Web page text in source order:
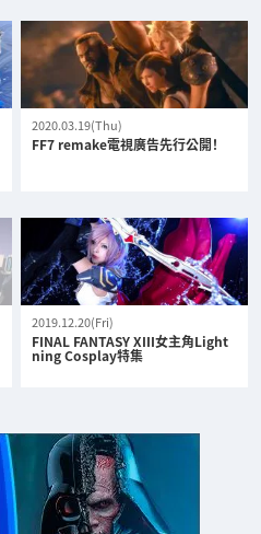
2020.03.19(Thu)
FF7 remake電視廣告先行公開！
2019.12.20(Fri)
FINAL FANTASY XIII女主角Light
ning Cosplay特集